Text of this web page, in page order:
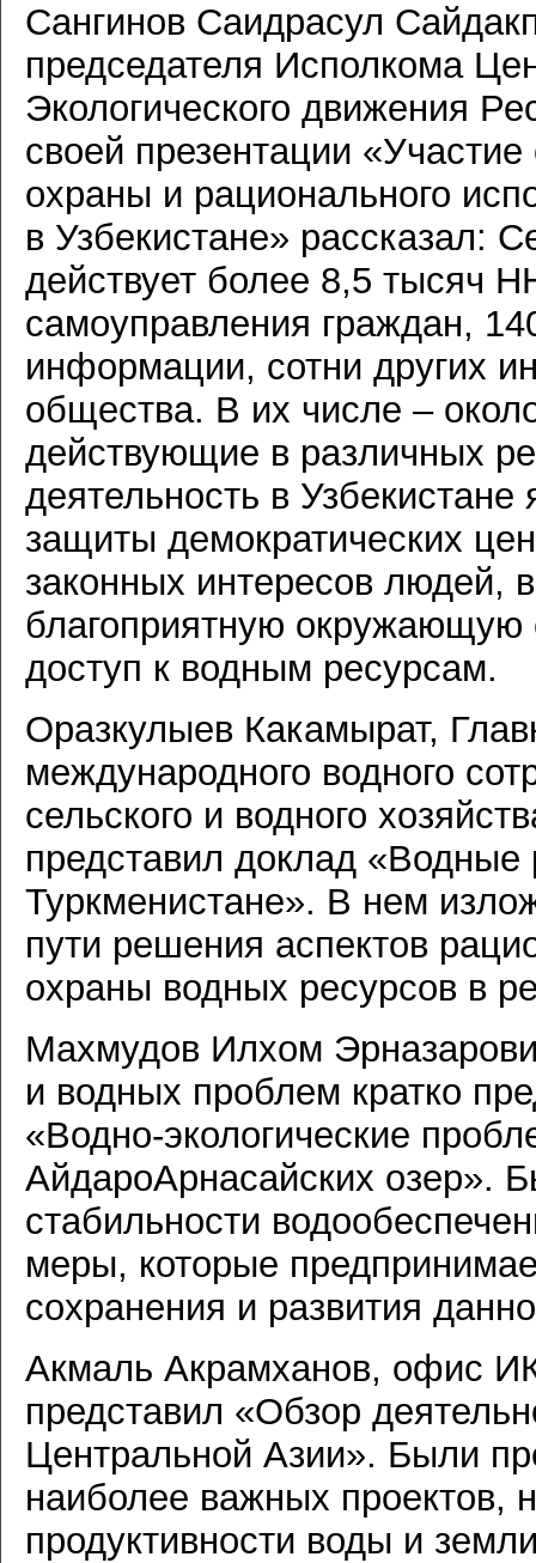
Сангинов Саидрасул
председателя Исполкома
Экологического движения
своей презентации
охраны и рационального
в Узбекистане» рассказал:
действует более 8,5 тысяч
самоуправления граждан,
информации, сотни других
общества. В их числе –
действующие в различных
деятельность в
защиты демократических
законных интересов людей,
благоприятную окружающую
доступ к водным ресурсам.
Оразкулыев Какамырат,
международного водного
сельского и водного
представил доклад «Водные
Туркменистане». В нем
пути решения аспектов
охраны водных ресурсов в
Махмудов Илхом
и водных проблем кратко
«Водно-экологические
АйдароАрнасайских озер».
стабильности
меры, которые
сохранения и развития
Акмаль Акрамханов, офис
представил «Обзор
Центральной Азии». Были
наиболее важных проектов,
продуктивности воды и